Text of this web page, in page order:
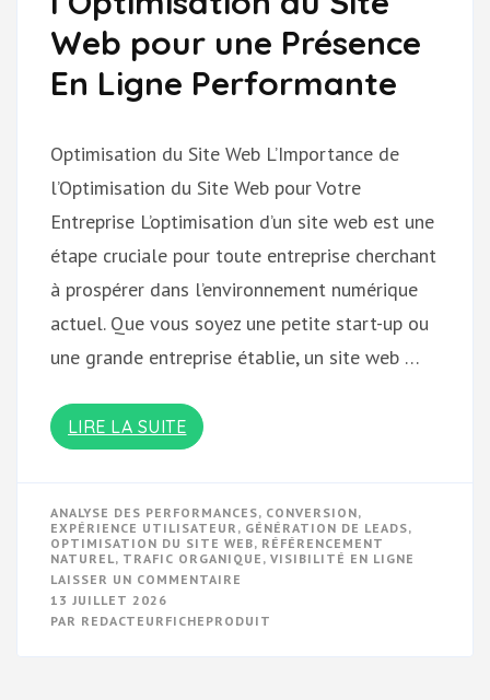
Web pour une Présence
En Ligne Performante
Optimisation du Site Web L’Importance de
l’Optimisation du Site Web pour Votre
Entreprise L’optimisation d’un site web est une
étape cruciale pour toute entreprise cherchant
à prospérer dans l’environnement numérique
actuel. Que vous soyez une petite start-up ou
une grande entreprise établie, un site web …
LIRE LA SUITE
ANALYSE DES PERFORMANCES, CONVERSION,
EXPÉRIENCE UTILISATEUR , GÉNÉRATION DE LEADS,
OPTIMISATION DU SITE WEB, RÉFÉRENCEMENT
NATUREL, TRAFIC ORGANIQUE , VISIBILITÉ EN LIGNE
LAISSER UN COMMENTAIRE
DE
13 JUILLET 2026
PAR REDACTEURFICHEPRODUIT